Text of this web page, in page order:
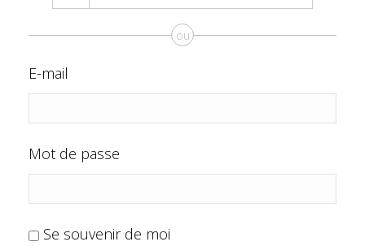
ou
E-mail
Mot de passe
Se souvenir de moi